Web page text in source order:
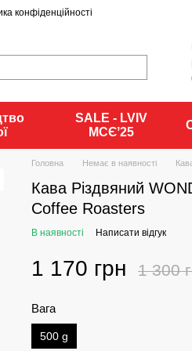
конфіденційності
SALE - LVIV
MCЄʼ25
Головна Немає в наявності
Кава Різдвяний
Coffee Roasters
В наявності Написати відгук
1 170 грн 1 300
Вага
500 g